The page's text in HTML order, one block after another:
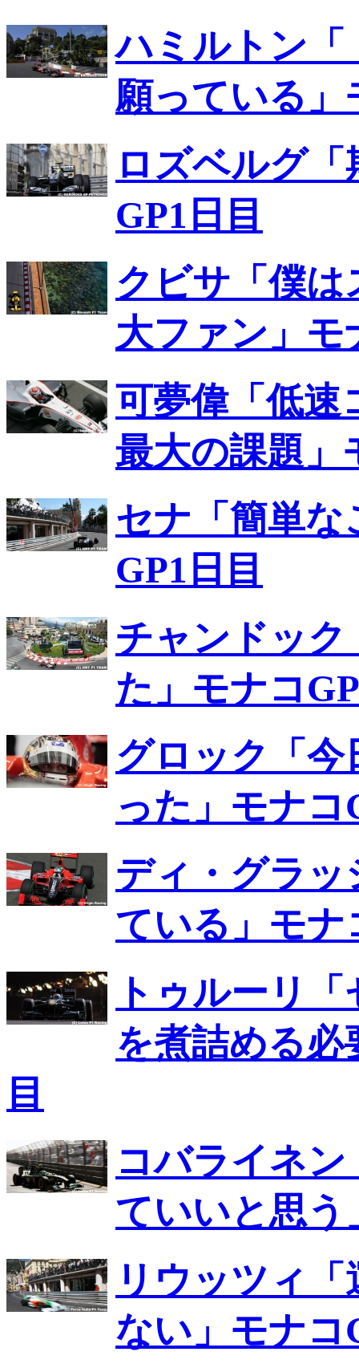
ハミルトン「
願っている」
ロズベルグ
GP1日目
クビサ「僕
大ファン」モ
可夢偉「低速
最大の課題」
セナ「簡単
GP1日目
チャンドック
た」モナコ
グロック「
った」モナコ
ディ・グラ
ている」モナ
トゥルーリ
を煮詰める必
目
コバライネ
ていいと思う
リウッツィ
ない」モナコ